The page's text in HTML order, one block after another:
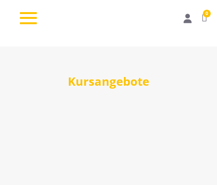
0
Kursangebote